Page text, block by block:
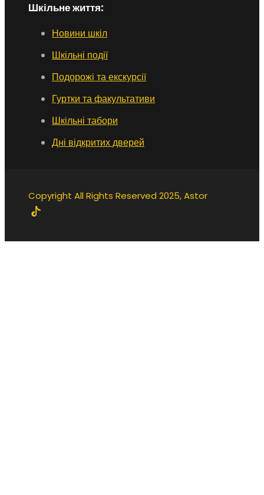
Шкільне життя:
Новини шкіл
Шкільні події
Подорожі та екскурсії
Гуртки та факультативи
Шкільні табори
Дні відкритих дверей
Copyright All Rights Reserved 2025, Astor